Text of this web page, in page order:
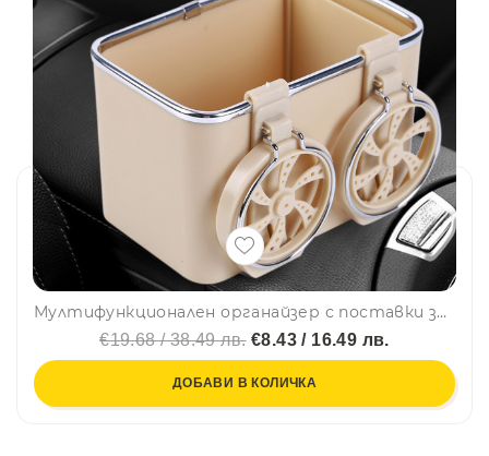
Мултифункционален органайзер с поставки за чаши и др. аксесоари
€19.68 / 38.49 лв.€8.43 / 16.49 лв.
ДОБАВИ В КОЛИЧКА